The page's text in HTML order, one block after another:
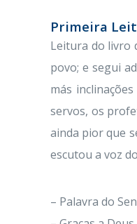
Primeira
Leitura do livro
povo; e segui
más
servos, os
ainda pior que
escutou a voz
– Palavra do